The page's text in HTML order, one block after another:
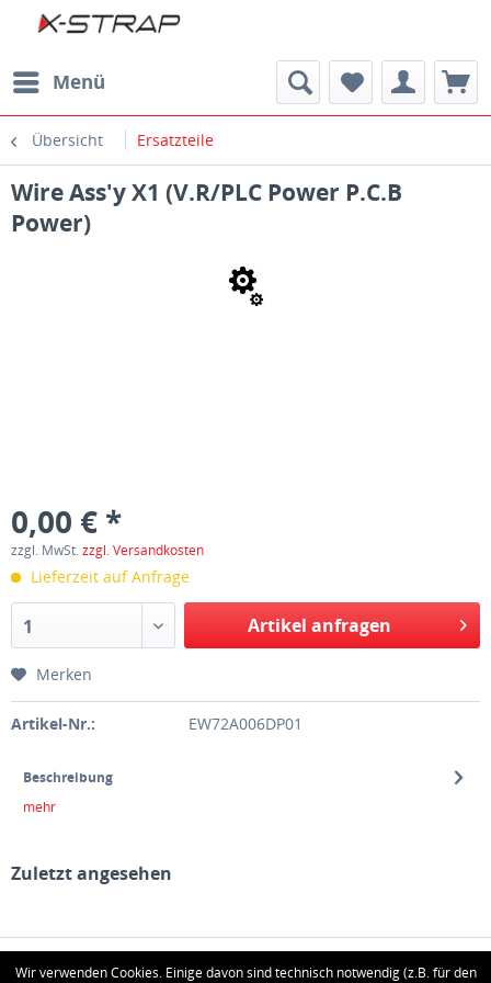
Menü
Übersicht Ersatzteile
Wire Ass'y X1 (V.R/PLC Power P.C.B
Power)
0,00 € *
zzgl. MwSt.zzgl. Versandkosten
Lieferzeit auf Anfrage
1 Artikel anfragen
Merken
Artikel-Nr.: EW72A006DP01
Beschreibung
mehr
Zuletzt angesehen
Wir verwenden Cookies. Einige davon sind technisch notwendig (z.B. für den